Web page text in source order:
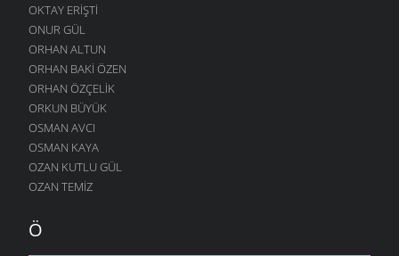
13 OCAK 2009
DINLE BENI OĞULCAN
11 OCAK 2009
FILISTIN İÇIN UYAN
7 OCAK 2009
AĞLARDI
7 OCAK 2009
KÖYÜMÜ TANI
7 OCAK 2009
OKTAY ERIŞTI
ONUR GÜL
ORHAN ALTUN
ORHAN BAKI ÖZEN
ORHAN ÖZÇELIK
ORKUN BÜYÜK
OSMAN AVCI
OSMAN KAYA
OZAN KUTLU GÜL
OZAN TEMIZ
Ö